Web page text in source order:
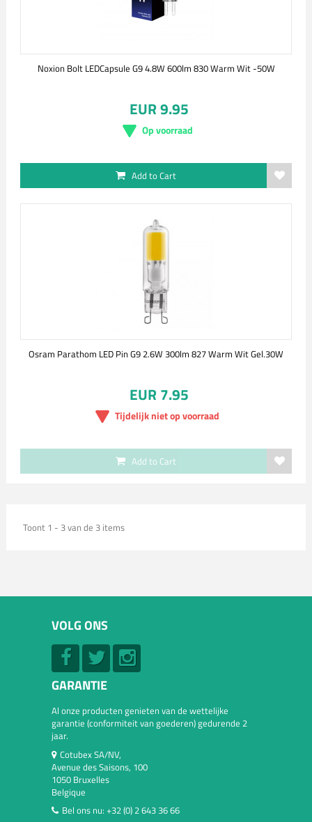
Noxion Bolt LEDCapsule G9 4.8W 600lm 830 Warm Wit -50W
EUR 9.95
Op voorraad
Add to Cart
Osram Parathom LED Pin G9 2.6W 300lm 827 Warm Wit Gel.30W
EUR 7.95
Tijdelijk niet op voorraad
Add to Cart
Toont 1 - 3 van de 3 items
VOLG ONS
GARANTIE
Al onze producten genieten van de wettelijke
garantie (conformiteit van goederen) gedurende 2
jaar.
Cotubex SA/NV,
Avenue des Saisons, 100
1050 Bruxelles
Belgique
Bel ons nu: +32 (0) 2 643 36 66